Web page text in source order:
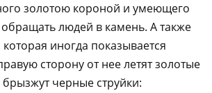
золотою короной и умеющего
людей в камень. А также
иногда показывается
сторону от нее летят золотые
черные струйки: